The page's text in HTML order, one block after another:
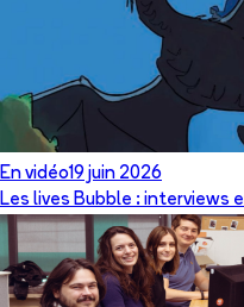
En vidéo19 juin 2026
Les lives Bubble : interviews